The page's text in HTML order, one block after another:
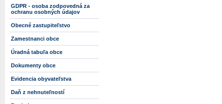
GDPR - osoba zodpovedná za
ochranu osobných údajov
Obecné zastupiteľstvo
Zamestnanci obce
Úradná tabuľa obce
Dokumenty obce
Evidencia obyvateľstva
Daň z nehnuteľností